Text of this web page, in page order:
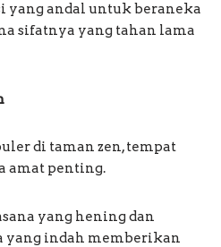
yang andal untuk beraneka
sifatnya yang tahan lama
di taman zen, tempat
amat penting.
yang hening dan
yang indah memberikan